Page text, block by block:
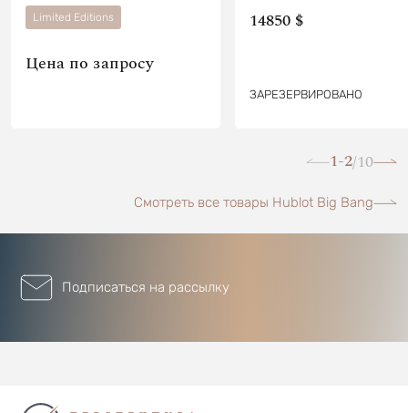
Limited Editions
Цена по запросу
14850 $
ЗАРЕЗЕРВИРОВАНО
1-2/10
Смотреть все товары Hublot Big Bang
Подписаться на рассылку